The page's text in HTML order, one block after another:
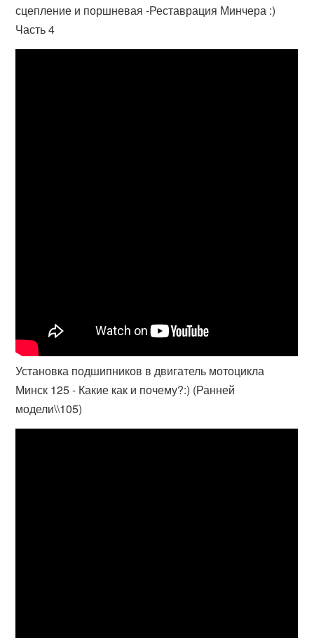
сцепление и поршневая -Реставрация Минчера :)
Часть 4
Установка подшипников в двигатель мотоцикла
Минск 125 - Какие как и почему?:) (Ранней
модели\\105)